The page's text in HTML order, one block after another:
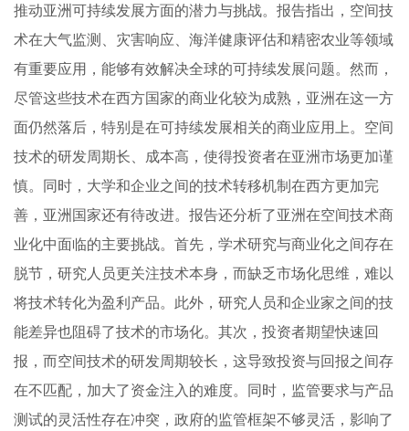
推动亚洲可持续发展方面的潜力与挑战。报告指出，空间技
术在大气监测、灾害响应、海洋健康评估和精密农业等领域
有重要应用，能够有效解决全球的可持续发展问题。然而，
尽管这些技术在西方国家的商业化较为成熟，亚洲在这一方
面仍然落后，特别是在可持续发展相关的商业应用上。空间
技术的研发周期长、成本高，使得投资者在亚洲市场更加谨
慎。同时，大学和企业之间的技术转移机制在西方更加完
善，亚洲国家还有待改进。报告还分析了亚洲在空间技术商
业化中面临的主要挑战。首先，学术研究与商业化之间存在
脱节，研究人员更关注技术本身，而缺乏市场化思维，难以
将技术转化为盈利产品。此外，研究人员和企业家之间的技
能差异也阻碍了技术的市场化。其次，投资者期望快速回
报，而空间技术的研发周期较长，这导致投资与回报之间存
在不匹配，加大了资金注入的难度。同时，监管要求与产品
测试的灵活性存在冲突，政府的监管框架不够灵活，影响了